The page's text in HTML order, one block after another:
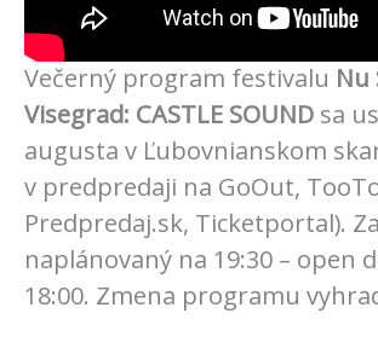
Večerný program festivalu Nu
Visegrad: CASTLE SOUND sa
augusta v Ľubovnianskom
v predpredaji na GoOut,
Predpredaj.sk, Ticketportal).
naplánovaný na 19:30 – open
18:00. Zmena programu